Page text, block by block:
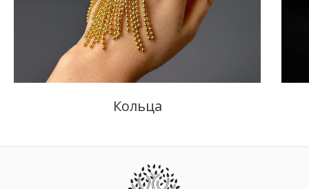
Кольца